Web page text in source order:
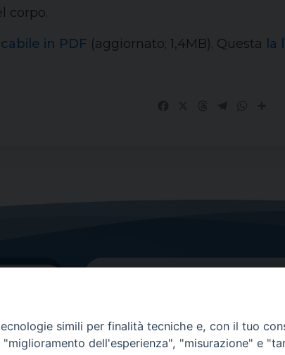
corpo.
in PDF (aggiornato; 1,4MB). Questa la
Contatti principali
simili per finalità tecniche e, con il tuo
dell'esperienza", "misurazione" e